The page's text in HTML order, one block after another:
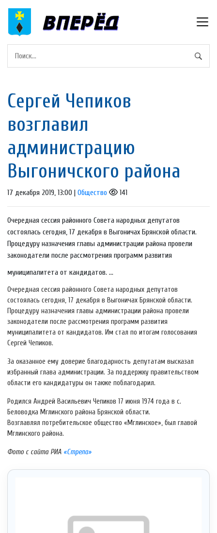
Сергей Чепиков
возглавил
администрацию
Выгоничского района
17 декабря 2019, 13:00 | Общество 141
Очередная сессия районного Совета народных депутатов
состоялась сегодня, 17 декабря в Выгоничах Брянской области.
Процедуру назначения главы администрации района провели
законодатели после рассмотрения программ развития
муниципалитета от кандидатов. ...
Очередная сессия районного Совета народных депутатов
состоялась сегодня, 17 декабря в Выгоничах Брянской области.
Процедуру назначения главы администрации района провели
законодатели после рассмотрения программ развития
муниципалитета от кандидатов. Им стал по итогам голосования
Сергей Чепиков.
За оказанное ему доверие благодарность депутатам высказал
избранный глава администрации. За поддержку правительством
области его кандидатуры он также поблагодарил.
Родился Андрей Васильевич Чепиков 17 июня 1974 года в с.
Беловодка Мглинского района Брянской области.
Возглавлял потребительское общество «Мглинское», был главой
Мглинского района.
Фото с сайта РИА «Стрела»